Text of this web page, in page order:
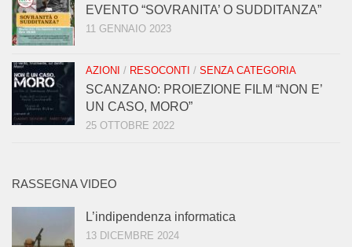
EVENTO “SOVRANITA’ O SUDDITANZA”
11 GENNAIO 2023
AZIONI / RESOCONTI / SENZA CATEGORIA
SCANZANO: PROIEZIONE FILM “NON E’
UN CASO, MORO”
25 OTTOBRE 2022
RASSEGNA VIDEO
L’indipendenza informatica
13 DICEMBRE 2024